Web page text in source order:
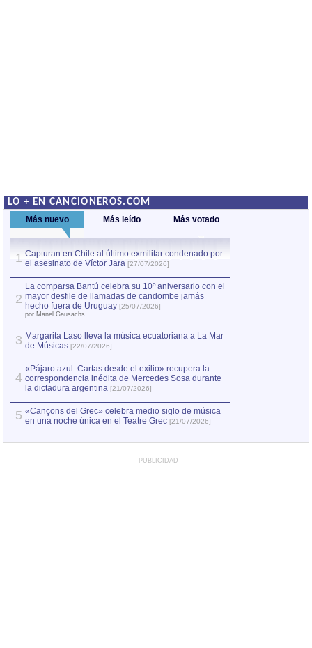
LO + EN CANCIONEROS.COM
Más nuevo Más leído Más votado
1 Capturan en Chile al último exmilitar condenado por
el asesinato de Víctor Jara [27/07/2026]
2
La comparsa Bantú celebra su 10º aniversario con el
mayor desfile de llamadas de candombe jamás
hecho fuera de Uruguay [25/07/2026]
por Manel Gausachs
3 Margarita Laso lleva la música ecuatoriana a La Mar
de Músicas [22/07/2026]
4
«Pájaro azul. Cartas desde el exilio» recupera la
correspondencia inédita de Mercedes Sosa durante
la dictadura argentina [21/07/2026]
5 «Cançons del Grec» celebra medio siglo de música
en una noche única en el Teatre Grec [21/07/2026]
PUBLICIDAD